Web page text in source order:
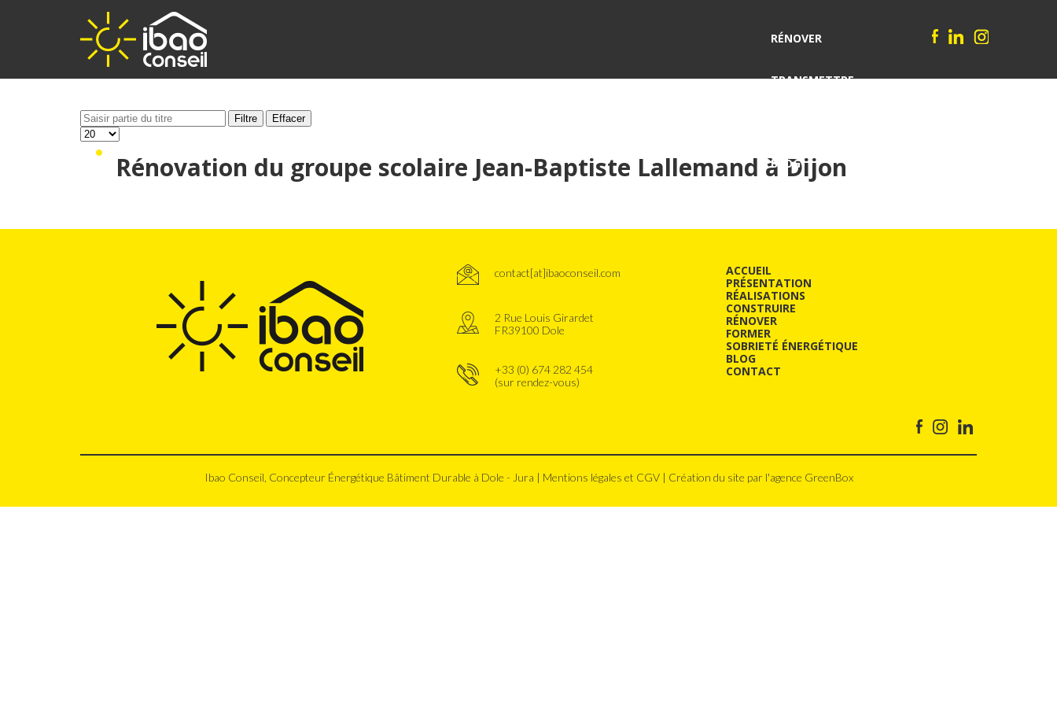
RÉNOVER
TRANSMETTRE
BLOG
Filtre Effacer
Rénovation du groupe scolaire Jean-Baptiste Lallemand à Dijon
contact[at]ibaoconseil.com
2 Rue Louis Girardet
FR39100 Dole
+33 (0) 674 282 454
(sur rendez-vous)
ACCUEIL
PRÉSENTATION
RÉALISATIONS
CONSTRUIRE
RÉNOVER
FORMER
SOBRIETÉ ÉNERGÉTIQUE
BLOG
CONTACT
Ibao Conseil, Concepteur Énergétique Bâtiment Durable à Dole - Jura | Mentions légales et CGV| Création du site par l'agence GreenBox